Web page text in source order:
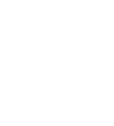
科
慧聪网
理办照-中国制造交易网
业管理有限公司
址怎么办？